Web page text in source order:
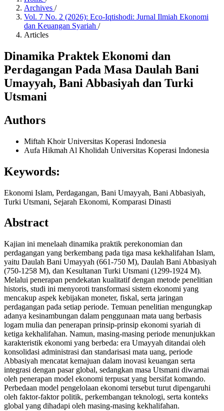
Archives /
Vol. 7 No. 2 (2026): Eco-Iqtishodi: Jurnal Ilmiah Ekonomi
dan Keuangan Syariah /
Articles
Dinamika Praktek Ekonomi dan
Perdagangan Pada Masa Daulah Bani
Umayyah, Bani Abbasiyah dan Turki
Utsmani
Authors
Miftah KhoirUniversitas Koperasi Indonesia
Aufa Hikmah Al Kholidah Universitas Koperasi Indonesia
Keywords:
Ekonomi Islam, Perdagangan, Bani Umayyah, Bani Abbasiyah,
Turki Utsmani, Sejarah Ekonomi, Komparasi Dinasti
Abstract
Kajian ini menelaah dinamika praktik perekonomian dan
perdagangan yang berkembang pada tiga masa kekhalifahan Islam,
yaitu Daulah Bani Umayyah (661-750 M), Daulah Bani Abbasiyah
(750-1258 M), dan Kesultanan Turki Utsmani (1299-1924 M).
Melalui penerapan pendekatan kualitatif dengan metode penelitian
historis, studi ini menyoroti transformasi sistem ekonomi yang
mencakup aspek kebijakan moneter, fiskal, serta jaringan
perdagangan pada setiap periode. Temuan penelitian mengungkap
adanya kesinambungan dalam penggunaan mata uang berbasis
logam mulia dan penerapan prinsip-prinsip ekonomi syariah di
ketiga kekhalifahan. Namun, masing-masing periode menunjukkan
karakteristik ekonomi yang berbeda: era Umayyah ditandai oleh
konsolidasi administrasi dan standarisasi mata uang, periode
Abbasiyah mencatat kemajuan dalam inovasi keuangan serta
integrasi dengan pasar global, sedangkan masa Utsmani diwarnai
oleh penerapan model ekonomi terpusat yang bersifat komando.
Perbedaan model pengelolaan ekonomi tersebut turut dipengaruhi
oleh faktor-faktor politik, perkembangan teknologi, serta konteks
global yang dihadapi oleh masing-masing kekhalifahan.